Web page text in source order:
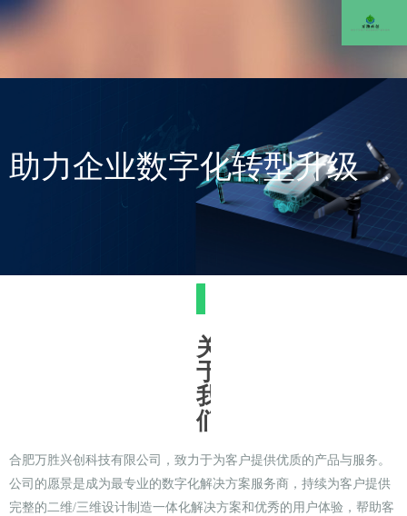
助力企业数字化转型升级
合肥万胜兴创科技有限公司，致力于为客户提供优质的产品与服务。
公司的愿景是成为最专业的数字化解决方案服务商，持续为客户提供
完整的二维/三维设计制造一体化解决方案和优秀的用户体验，帮助客
关
于
我
们